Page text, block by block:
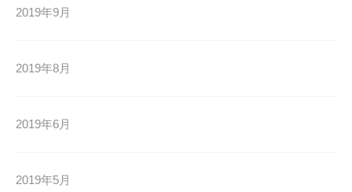
2019年9月
2019年8月
2019年6月
2019年5月